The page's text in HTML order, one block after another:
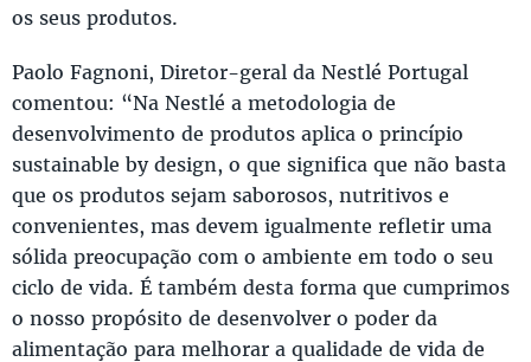
os seus produtos.
Paolo Fagnoni, Diretor-geral da Nestlé Portugal
comentou: “Na Nestlé a metodologia de
desenvolvimento de produtos aplica o princípio
sustainable by design, o que significa que não basta
que os produtos sejam saborosos, nutritivos e
convenientes, mas devem igualmente refletir uma
sólida preocupação com o ambiente em todo o seu
ciclo de vida. É também desta forma que cumprimos
o nosso propósito de desenvolver o poder da
alimentação para melhorar a qualidade de vida de